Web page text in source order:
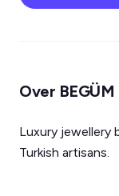
Over
Luxury jewellery
Turkish artisans.